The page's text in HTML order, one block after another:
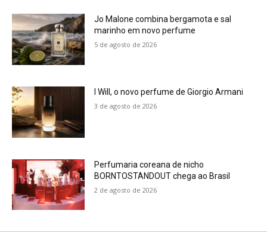
Jo Malone combina bergamota e sal
marinho em novo perfume
5 de agosto de 2026
I Will, o novo perfume de Giorgio Armani
3 de agosto de 2026
Perfumaria coreana de nicho
BORNTOSTANDOUT chega ao Brasil
2 de agosto de 2026